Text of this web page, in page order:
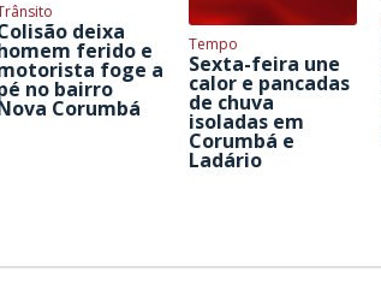
deixa
ferido e
foge a
no bairro
Corumbá
Tempo
Sexta-feira une
calor e pancadas
de chuva
isoladas em
Corumbá e
Ladário